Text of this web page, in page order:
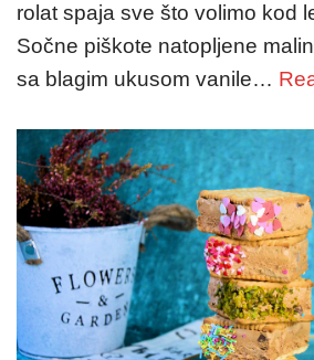
rolat spaja sve što volimo kod
Sočne piškote natopljene
sa blagim ukusom vanile…